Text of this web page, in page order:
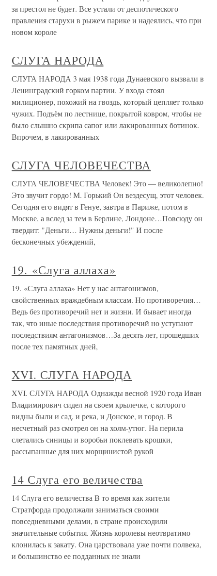
за престол не будет. Все устали от деспотического
правления старухи в рыжем парике и надеялись, что при
новом короле
СЛУГА НАРОДА
СЛУГА НАРОДА 3 мая 1938 года Дунаевского вызвали в
Ленинградский горком партии. У входа стоял
милиционер, похожий на гвоздь, который цепляет только
чужих. Подъём по лестнице, покрытой ковром, чтобы не
было слышно скрипа сапог или лакированных ботинок.
Впрочем, в лакированных
СЛУГА ЧЕЛОВЕЧЕСТВА
СЛУГА ЧЕЛОВЕЧЕСТВА Человек! Это — великолепно!
Это звучит гордо! М. Горький Он вездесущ, этот человек.
Сегодня его видят в Генуе, завтра в Париже, потом в
Москве, а вслед за тем в Берлине, Лондоне…Повсюду он
твердит: "Деньги… Нужны деньги!" И после
бесконечных убеждений,
19. «Слуга аллаха»
19. «Слуга аллаха» Нет у нас антагонизмов,
свойственных враждебным классам. Но противоречия…
Ведь без противоречий нет и жизни. И бывает иногда
так, что иные последствия противоречий но уступают
последствиям антагонизмов…За десять лет, прошедших
после тех памятных дней,
XVI. СЛУГА НАРОДА
XVI. СЛУГА НАРОДА Однажды весной 1920 года Иван
Владимирович сидел на своем крылечке, с которого
видны были и сад, и река, и Донское, и город. В
несчетный раз смотрел он на холм-утюг. На перила
слетались синицы и воробьи поклевать крошки,
рассыпанные для них морщинистой рукой
14 Слуга его величества
14 Слуга его величества В то время как жители
Стратфорда продолжали заниматься своими
повседневными делами, в стране происходили
значительные события. Жизнь королевы неотвратимо
клонилась к закату. Она царствовала уже почти полвека,
и большинство ее подданных не знали